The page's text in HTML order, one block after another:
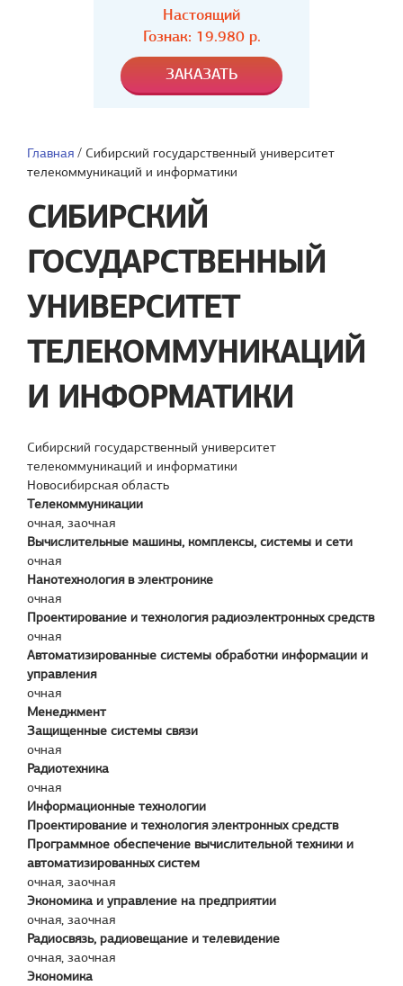
Настоящий
Гознак: 19.980 р.
Главная / Сибирский государственный университет
телекоммуникаций и информатики
СИБИРСКИЙ
ГОСУДАРСТВЕННЫЙ
УНИВЕРСИТЕТ
ТЕЛЕКОММУНИКАЦИЙ
И ИНФОРМАТИКИ
Сибирский государственный университет
телекоммуникаций и информатики
Новосибирская область
Телекоммуникации
очная, заочная
Вычислительные машины, комплексы, системы и сети
очная
Нанотехнология в электронике
очная
Проектирование и технология радиоэлектронных средств
очная
Автоматизированные системы обработки информации и
управления
очная
Менеджмент
Защищенные системы связи
очная
Радиотехника
очная
Информационные технологии
Проектирование и технология электронных средств
Программное обеспечение вычислительной техники и
автоматизированных систем
очная, заочная
Экономика и управление на предприятии
очная, заочная
Радиосвязь, радиовещание и телевидение
очная, заочная
Экономика